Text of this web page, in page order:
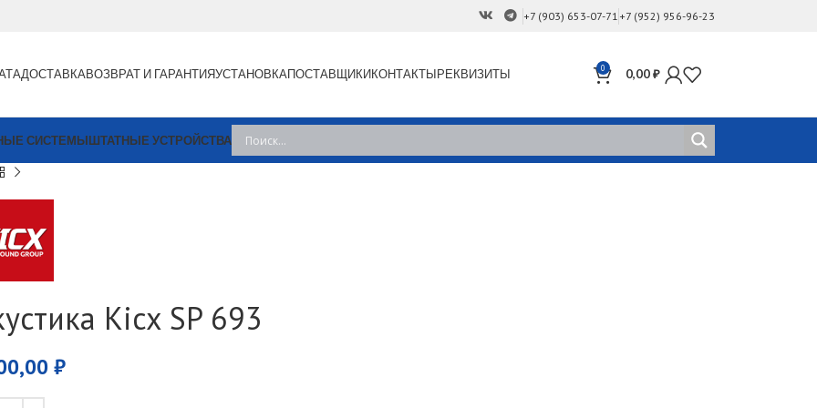
+7 (903) 653-07-71 +7 (952) 956-96-23
ДОСТАВКАВОЗВРАТ И ГАРАНТИЯУСТАНОВКАПОСТАВЩИКИКОНТАКТЫРЕКВИЗИТЫ 0 0,00₽
СИСТЕМЫШТАТНЫЕ УСТРОЙСТВА
Kicx SP 693
₽